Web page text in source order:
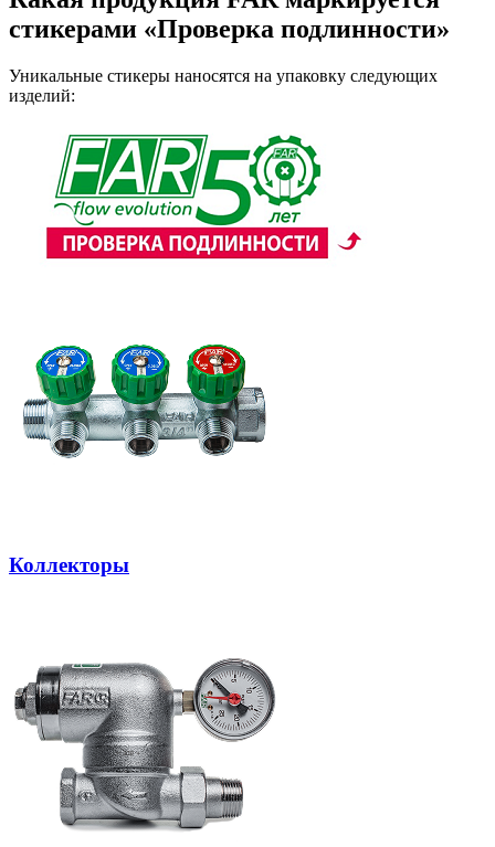
стикерами «Проверка подлинности»
Уникальные стикеры наносятся на упаковку следующих
изделий:
Коллекторы